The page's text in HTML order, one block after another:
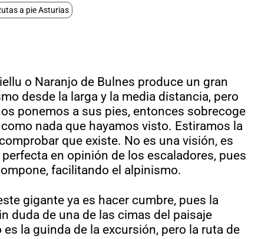
a pie Asturias
o Naranjo de Bulnes produce un gran
desde la larga y la media distancia, pero
ponemos a sus pies, entonces sobrecoge
nada que hayamos visto. Estiramos la
que existe. No es una visión, es
en opinión de los escaladores, pues
facilitando el alpinismo.
gigante ya es hacer cumbre, pues la
duda de una de las cimas del paisaje
la guinda de la excursión, pero la ruta de